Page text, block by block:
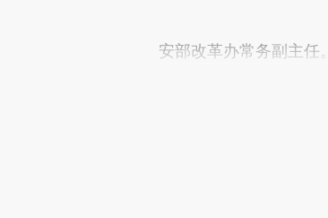
安部改革办常务副主任。